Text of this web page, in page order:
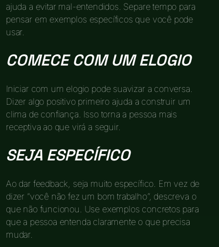
ajuda a evitar mal-entendidos. Separe tempo para
pensar em exemplos específicos que você pode
usar.
COMECE COM UM ELOGIO
Iniciar com um elogio pode suavizar a conversa.
Dizer algo positivo primeiro ajuda a construir um
clima de confiança. Isso torna a pessoa mais
receptiva ao que virá a seguir.
SEJA ESPECÍFICO
Ao dar feedback, seja muito específico. Em vez de
dizer “você não fez um bom trabalho”, descreva o
que não funcionou. Use exemplos concretos para
que a pessoa entenda claramente o que precisa
mudar.